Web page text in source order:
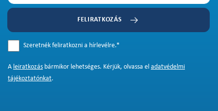
FELIRATKOZÁS
Szeretnék feliratkozni a hírlevélre.*
A leiratkozás bármikor lehetséges. Kérjük, olvassa el adatvédelmi
tájékoztatónkat.